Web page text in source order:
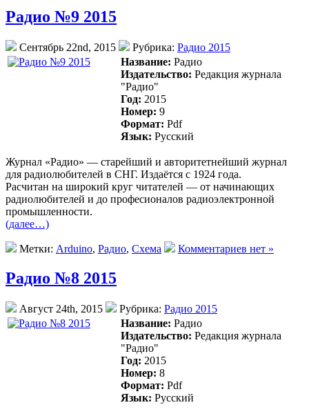
Радио №9 2015
Сентябрь 22nd, 2015 Рубрика: Радио 2015
Название: Радио
Издательство: Редакция журнала
"Радио"
Год: 2015
Номер: 9
Формат: Pdf
Язык: Русский
Журнал «Радио» — старейший и авторитетнейший журнал
для радиолюбителей в СНГ. Издаётся с 1924 года.
Раcчитан на широкий круг читателей — от начинающих
радиолюбителей и до професионалов радиоэлектронной
промышленности.
(далее…)
Метки: Arduino, Радио, Схема Комментариев нет »
Радио №8 2015
Август 24th, 2015 Рубрика: Радио 2015
Название: Радио
Издательство: Редакция журнала
"Радио"
Год: 2015
Номер: 8
Формат: Pdf
Язык: Русский